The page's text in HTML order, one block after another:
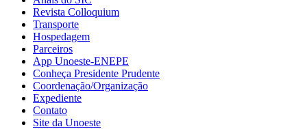
Revista Colloquium
Transporte
Hospedagem
Parceiros
App Unoeste-ENEPE
Conheça Presidente Prudente
Coordenação/Organização
Expediente
Contato
Site da Unoeste